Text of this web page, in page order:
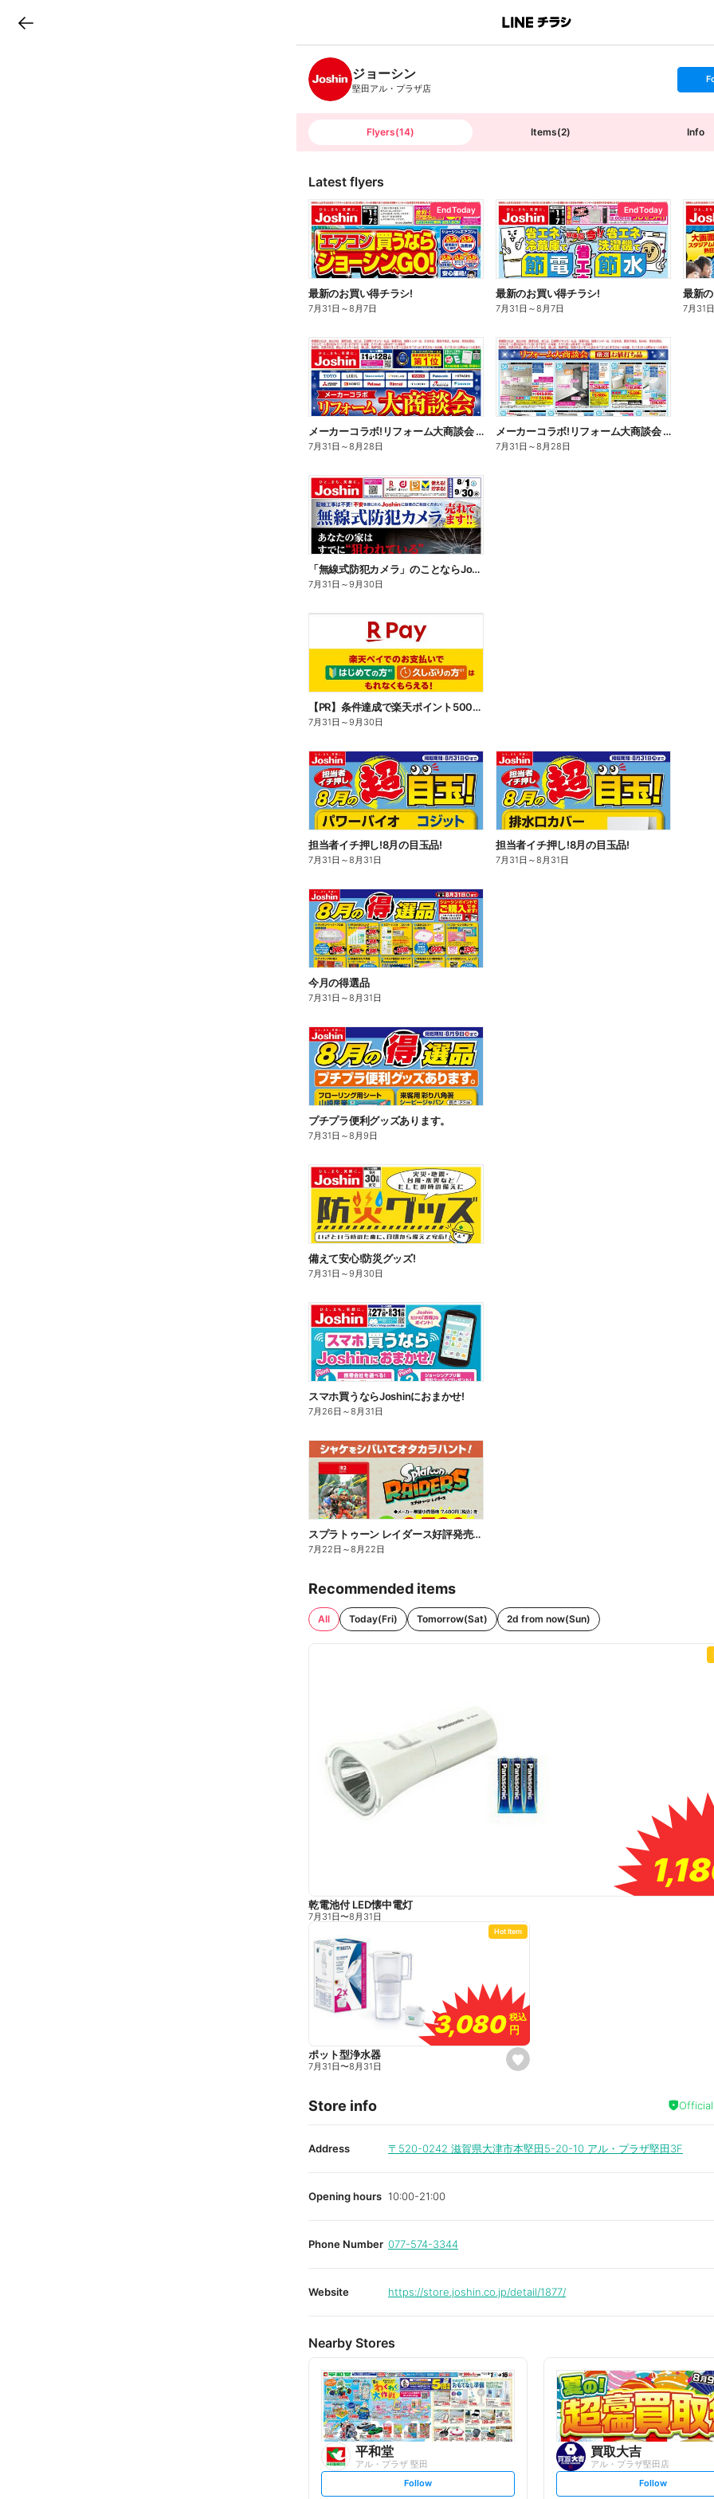
B
n
c
h
T
ジョーシン
堅田アル・プラザ店
s
t
o
Flyers(14) Items(2) Info
Latest flyers
End Today
最新のお買い得チラシ!
7月31日 ～8月7日
End Today
最新のお買い得チラシ!
7月31日 ～8月7日
最新の
7月31日
メーカーコラボ!リフォーム大商談会 オモテ
7月31日 ～8月28日
メーカーコラボ!リフォーム大商談会 ウラ
7月31日 ～8月28日
「無線式防犯カメラ」のことならJoshinへ!
7月31日 ～9月30日
【PR】条件達成で楽天ポイント500ポイントプレゼントキャンペーン!
7月31日 ～9月30日
担当者イチ押し!8月の目玉品!
7月31日 ～8月31日
担当者イチ押し!8月の目玉品!
7月31日 ～8月31日
今月の得選品
7月31日 ～8月31日
プチプラ便利グッズあります。
7月31日 ～8月9日
備えて安心!防災グッズ!
7月31日 ～9月30日
スマホ買うならJoshinにおまかせ!
7月26日 ～8月31日
スプラトゥーン レイダース好評発売中!
7月22日 ～8月22日
Recommended items
All Today(Fri) Tomorrow(Sat) 2d from now(Sun)
乾電池付 LED懐中電灯
7月31日〜8月31日
s
e
i
t
Hot Item
3,080
3,080税込
税込
円
円
ポット型浄水器
7月31日〜8月31日
Store info
Address 〒520-0242 滋賀県大津市本堅田5-20-10 アル・プラザ堅田3F
Opening hours 10:00-21:00
Phone Number 077-574-3344
Website https://store.joshin.co.jp/detail/1877/
Nearby Stores
平和堂
アル・プラザ 堅田
s
Follow
買取大吉
アル・プラザ堅田店
s
Follow